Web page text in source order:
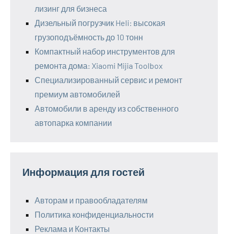
лизинг для бизнеса
Дизельный погрузчик Heli: высокая
грузоподъёмность до 10 тонн
Компактный набор инструментов для
ремонта дома: Xiaomi Mijia Toolbox
Специализированный сервис и ремонт
премиум автомобилей
Автомобили в аренду из собственного
автопарка компании
Информация для гостей
Авторам и правообладателям
Политика конфиденциальности
Реклама и Контакты